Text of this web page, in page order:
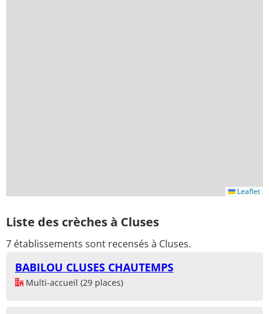
Leaflet
Liste des crèches à Cluses
7 établissements sont recensés à Cluses.
BABILOU CLUSES CHAUTEMPS
Multi-accueil (29 places)